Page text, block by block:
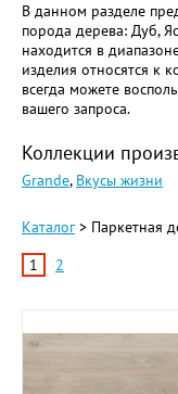
В данном разделе
порода дерева: Дуб,
находится в
изделия относятся к
всегда можете
вашего запроса.
Коллекции
Grande, Вкусы жизни
Каталог> Паркетная
1
2